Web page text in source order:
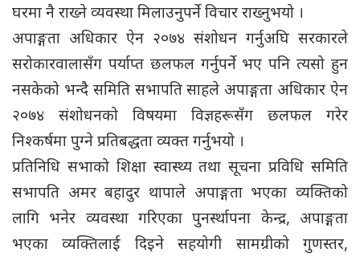
घरमा नै राख्ने व्यवस्था मिलाउनुपर्ने विचार राख्नुभयो ।
अपाङ्गता अधिकार ऐन २०७४ संशोधन गर्नुअघि सरकारले
सरोकारवालासँग पर्याप्त छलफल गर्नुपर्ने भए पनि त्यसो हुन
नसकेको भन्दै समिति सभापति साहले अपाङ्गता अधिकार ऐन
२०७४ संशोधनको विषयमा विज्ञहरूसँग छलफल गरेर
निश्कर्षमा पुग्ने प्रतिबद्धता व्यक्त गर्नुभयो ।
प्रतिनिधि सभाको शिक्षा स्वास्थ्य तथा सूचना प्रविधि समिति
सभापति अमर बहादुर थापाले अपाङ्गता भएका व्यक्तिको
लागि भनेर व्यवस्था गरिएका पुनर्स्थापना केन्द्र, अपाङ्गता
भएका व्यक्तिलाई दिइने सहयोगी सामग्रीको गुणस्तर,